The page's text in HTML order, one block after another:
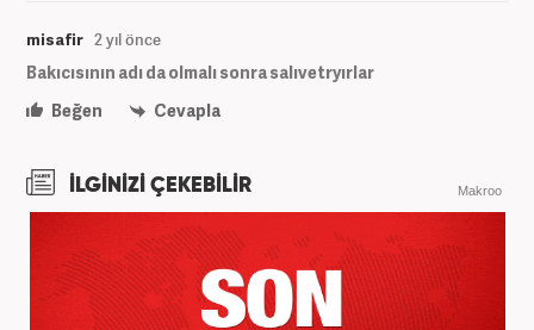
misafir 2 yıl önce
Bakıcısının adı da olmalı sonra salıvetryırlar
Beğen
Cevapla
İLGİNİZİ ÇEKEBİLİR Makroo